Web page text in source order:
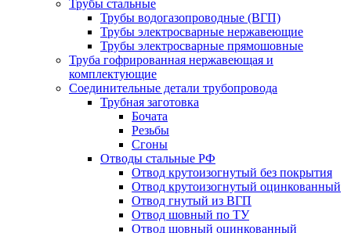
Трубы стальные
Трубы водогазопроводные (ВГП)
Трубы электросварные нержавеющие
Трубы электросварные прямошовные
Труба гофрированная нержавеющая и
комплектующие
Соединительные детали трубопровода
Трубная заготовка
Бочата
Резьбы
Сгоны
Отводы стальные РФ
Отвод крутоизогнутый без покрытия
Отвод крутоизогнутый оцинкованный
Отвод гнутый из ВГП
Отвод шовный по ТУ
Отвод шовный оцинкованный